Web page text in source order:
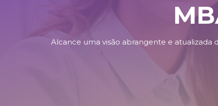
Alcance uma visão abrangente e atualizada